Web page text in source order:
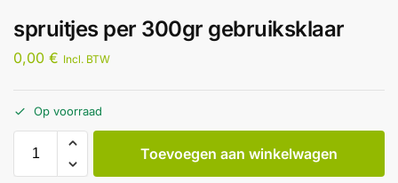
spruitjes per 300gr gebruiksklaar
0,00 € Incl. BTW
Op voorraad
Toevoegen aan winkelwagen